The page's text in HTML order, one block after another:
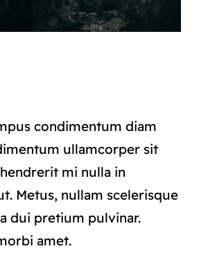
condimentum diam
ullamcorper sit
mi nulla in
Metus, nullam scelerisque
dui pretium pulvinar.
amet.